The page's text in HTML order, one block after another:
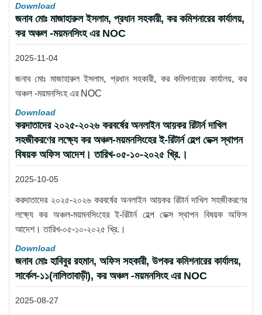
Download
জনাব মোঃ মাজাহারুল ইসলাম, প্রধান সহকারী, কর কমিশনারের কার্যালয়,
কর অঞ্চল -ময়মনসিংহ এর NOC
2025-11-04
জনাব মোঃ মাজাহারুল ইসলাম, প্রধান সহকারী, কর কমিশনারের কার্যালয়, কর
অঞ্চল -ময়মনসিংহ এর NOC
Download
করদাতাদের ২০২৫-২০২৬ করবর্ষের অনলাইন আয়কর রিটার্ন দাখিল
সহজীকরণের লক্ষ্যে কর অঞ্চল-ময়মনসিংহের ই-রিটার্ন হেল্প ডেক্স স্থাপন
বিষয়ক অফিস আদেশ। তারিখ-০৫-১০-২০২৫ খ্রি.।
2025-10-05
করদাতাদের ২০২৫-২০২৬ করবর্ষের অনলাইন আয়কর রিটার্ন দাখিল সহজীকরণের
লক্ষ্যে কর অঞ্চল-ময়মনসিংহের ই-রিটার্ন হেল্প ডেক্স স্থাপন বিষয়ক অফিস
আদেশ। তারিখ-০৫-১০-২০২৫ খ্রি.।
Download
জনাব মোঃ হাবিবুর রহমান, অফিস সহকারী, উপকর কমিশনারের কার্যালয়,
সার্কেল-১১(নালিতাবাড়ী), কর অঞ্চল -ময়মনসিংহ এর NOC
2025-08-27